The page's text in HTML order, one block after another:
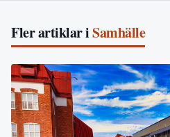
Fler artiklar iSamhälle